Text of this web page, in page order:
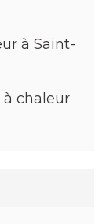
à Saint-
à chaleur